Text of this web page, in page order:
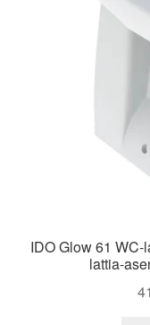
IDO Glow 61
lattia-